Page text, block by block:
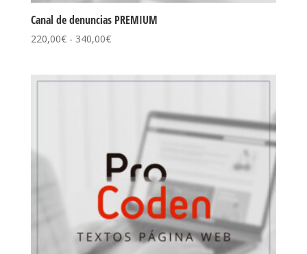
Canal de denuncias PREMIUM
220,00€ - 340,00€Rango
desde
340,00€